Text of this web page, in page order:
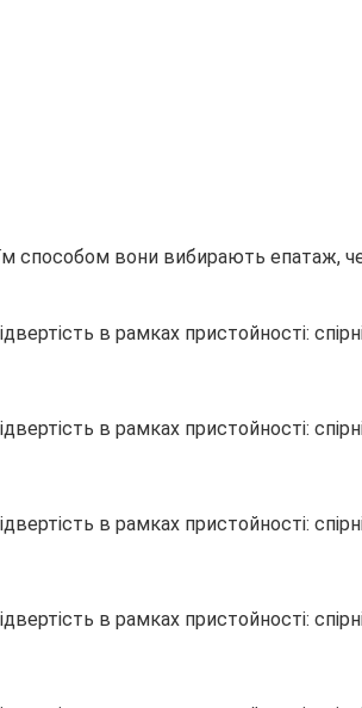
способом вони вибирають епатаж,